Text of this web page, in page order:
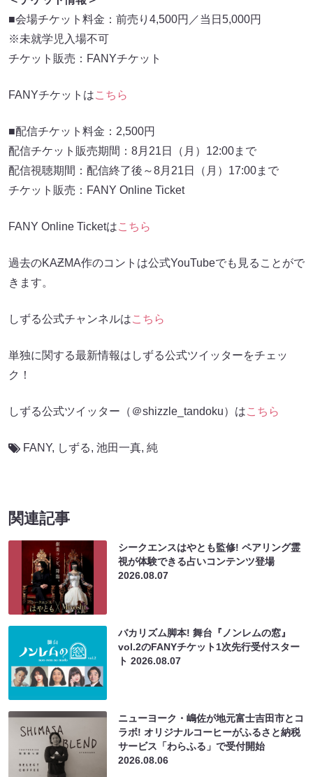
■会場チケット料金：前売り4,500円／当日5,000円
※未就学児入場不可
チケット販売：FANYチケット
FANYチケットはこちら
■配信チケット料金：2,500円
配信チケット販売期間：8月21日（月）12:00まで
配信視聴期間：配信終了後～8月21日（月）17:00まで
チケット販売：FANY Online Ticket
FANY Online Ticketはこちら
過去のKAƵMA作のコントは公式YouTubeでも見ることがで
きます。
しずる公式チャンネルはこちら
単独に関する最新情報はしずる公式ツイッターをチェッ
ク！
しずる公式ツイッター（＠shizzle_tandoku）はこちら
FANY, しずる, 池田一真, 純
関連記事
シークエンスはやとも監修! ペアリング霊
視が体験できる占いコンテンツ登場
2026.08.07
バカリズム脚本! 舞台『ノンレムの窓』
vol.2のFANYチケット1次先行受付スター
ト2026.08.07
ニューヨーク・嶋佐が地元富士吉田市とコ
ラボ! オリジナルコーヒーがふるさと納税
サービス「わらふる」で受付開始
2026.08.06